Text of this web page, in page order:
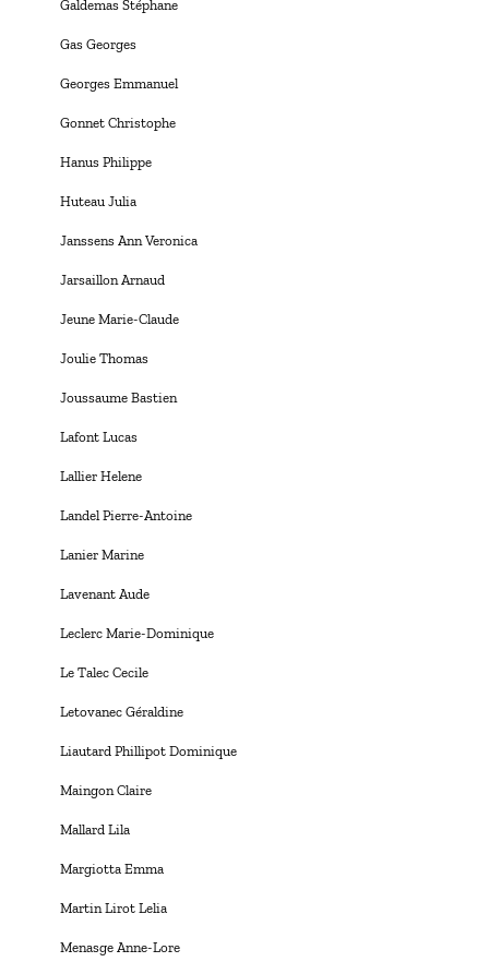
Galdemas Stéphane
Gas Georges
Georges Emmanuel
Gonnet Christophe
Hanus Philippe
Huteau Julia
Janssens Ann Veronica
Jarsaillon Arnaud
Jeune Marie-Claude
Joulie Thomas
Joussaume Bastien
Lafont Lucas
Lallier Helene
Landel Pierre-Antoine
Lanier Marine
Lavenant Aude
Leclerc Marie-Dominique
Le Talec Cecile
Letovanec Géraldine
Liautard Phillipot Dominique
Maingon Claire
Mallard Lila
Margiotta Emma
Martin Lirot Lelia
Menasge Anne-Lore